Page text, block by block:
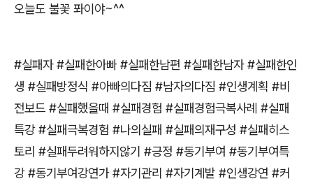
오늘도 불꽃 퐈이야~^^
#실패자#실패한아빠#실패한남편 #실패한남자#실패한인
생 #실패방정식 #아빠의다짐 #남자의다짐 #인생계획 #비
전보드 #실패했을때 #실패경험 #실패경험극복사례 #실패
특강#실패극복경험 #나의실패 #실패의재구성 #실패히스
토리 #실패두려워하지않기 #긍정 #동기부여 #동기부여특
강#동기부여강연가#자기관리 #자기계발 #인생강연 #커